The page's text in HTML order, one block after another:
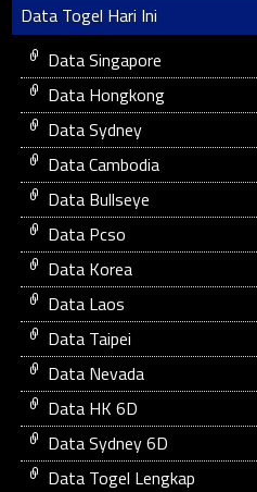
Data Togel Hari Ini
Data Singapore
Data Hongkong
Data Sydney
Data Cambodia
Data Bullseye
Data Pcso
Data Korea
Data Laos
Data Taipei
Data Nevada
Data HK 6D
Data Sydney 6D
Data Togel Lengkap